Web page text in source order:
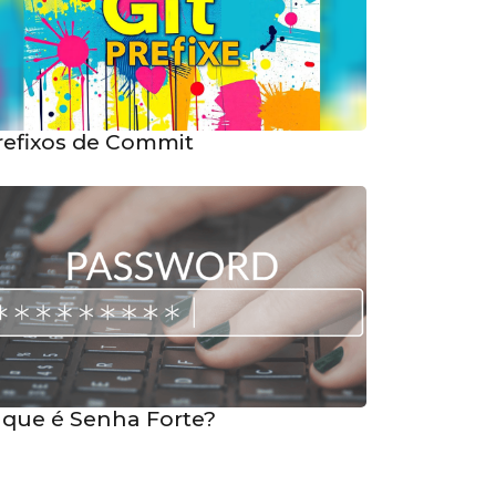
de Commit
é Senha Forte?